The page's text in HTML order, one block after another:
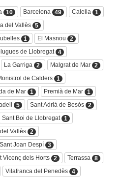
10 Barcelona 49 Calella
1
del Vallès 5
1 El Masnou
2
de Llobregat 4
La Garriga 2 Malgrat de Mar 2
de Calders 1
de Mar 1 Premià de Mar 1
5 Sant Adrià de Besòs 2
Sant Boi de Llobregat 1
Vallès 2
Sant Joan Despí 3
Vicenç dels Horts 2 Terrassa
8
Vilafranca del Penedès 4